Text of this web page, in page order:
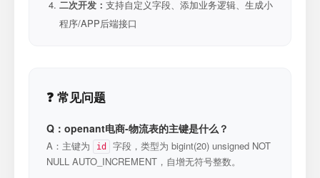
二次开发： 支持自定义字段、添加业务逻辑、生成小
程序/APP后端接口
❓ 常见问题
Q：openant电商-物流表的主键是什么？
A：主键为 id
字段，类型为 bigint(20) unsigned NOT
NULL AUTO_INCREMENT，自增无符号整数。